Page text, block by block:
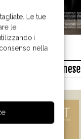
Le tue
le
i
nella
Il libro del mese